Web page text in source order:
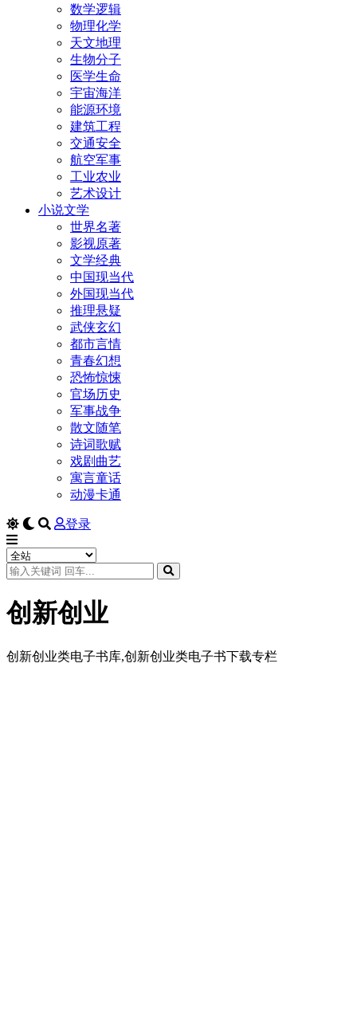
数学逻辑
物理化学
天文地理
生物分子
医学生命
宇宙海洋
能源环境
建筑工程
交通安全
航空军事
工业农业
艺术设计
小说文学
世界名著
影视原著
文学经典
中国现当代
外国现当代
推理悬疑
武侠玄幻
都市言情
青春幻想
恐怖惊悚
官场历史
军事战争
散文随笔
诗词歌赋
戏剧曲艺
寓言童话
动漫卡通
登录
创新创业
创新创业类电子书库,创新创业类电子书下载专栏